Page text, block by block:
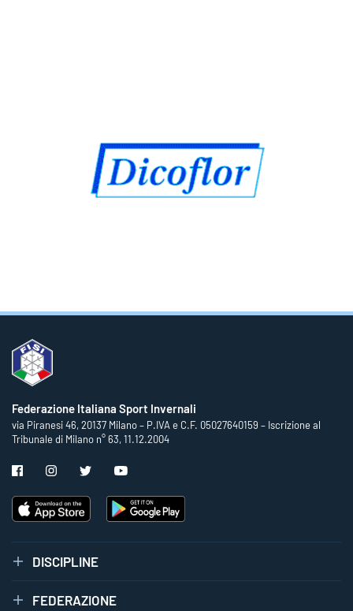
Federazione Italiana Sport Invernali
via Piranesi 46, 20137 Milano – P.IVA e C.F. 05027640159 – Iscrizione al
Tribunale di Milano n° 63, 11.12.2004
DISCIPLINE
FEDERAZIONE